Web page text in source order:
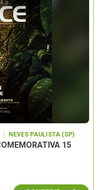
NEVES PAULISTA (SP)
15